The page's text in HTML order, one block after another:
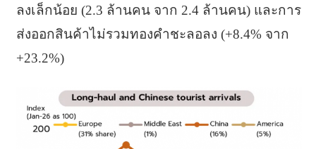
ลงเล็กน้อย (2.3 ล้านคน จาก 2.4 ล้านคน) และการ
ส่งออกสินค้าไม่รวมทองคำชะลอลง (+8.4% จาก
+23.2%)